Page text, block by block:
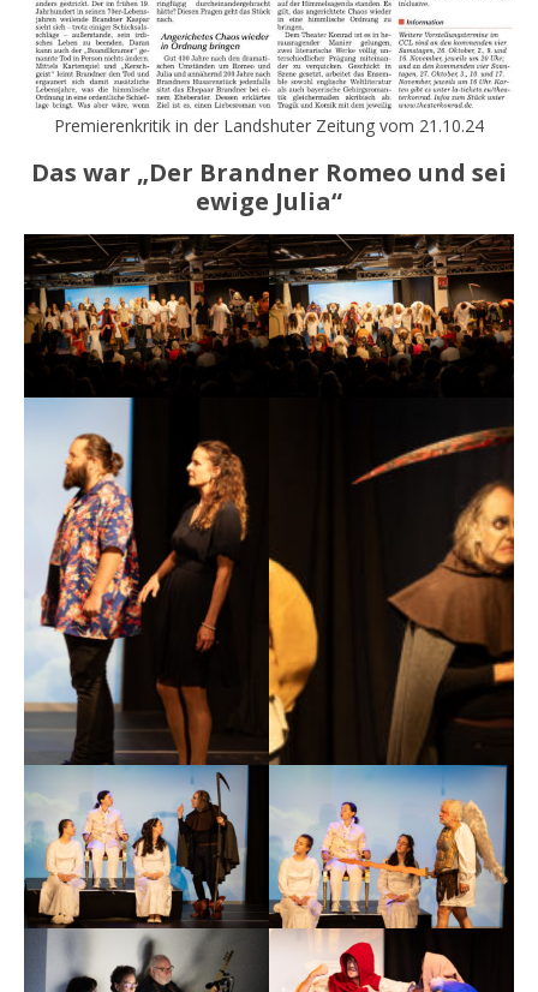
Premierenkritik in der Landshuter Zeitung vom 21.10.24
Das war „Der Brandner Romeo und sei
ewige Julia“